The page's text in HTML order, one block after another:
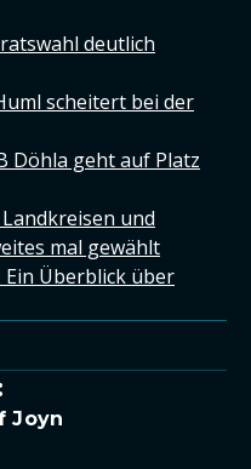
deutlich
scheitert bei der
Döhla geht auf Platz
und
mal gewählt
Ein Überblick über
Joyn